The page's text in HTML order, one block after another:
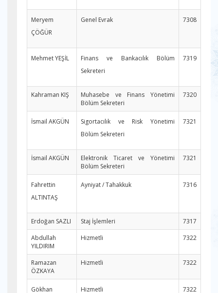
Meryem
ÇÖĞÜR
Genel Evrak 7308
Mehmet YEŞİL
Finans ve Bankacılık Bölüm
Sekreteri
7319
Kahraman KIŞ
Muhasebe ve Finans Yönetimi
Bölüm Sekreteri
7320
İsmail AKGÜN
Sigortacılık ve Risk Yönetimi
Bölüm Sekreteri
7321
İsmail AKGÜN
Elektronik Ticaret ve Yönetimi
Bölüm Sekreteri
7321
Fahrettin
ALTINTAŞ
Ayniyat / Tahakkuk 7316
Erdoğan SAZLI Staj İşlemleri
7317
Abdullah
YILDIRIM
Hizmetli 7322
Ramazan
ÖZKAYA
Hizmetli 7322
Gökhan
Hizmetli 7322